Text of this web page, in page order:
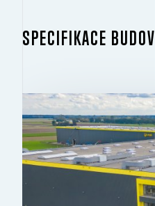
SPECIFIKACE BUDOV